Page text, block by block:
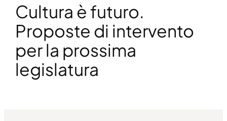
Cultura è futuro.
Proposte di intervento
per la prossima
legislatura